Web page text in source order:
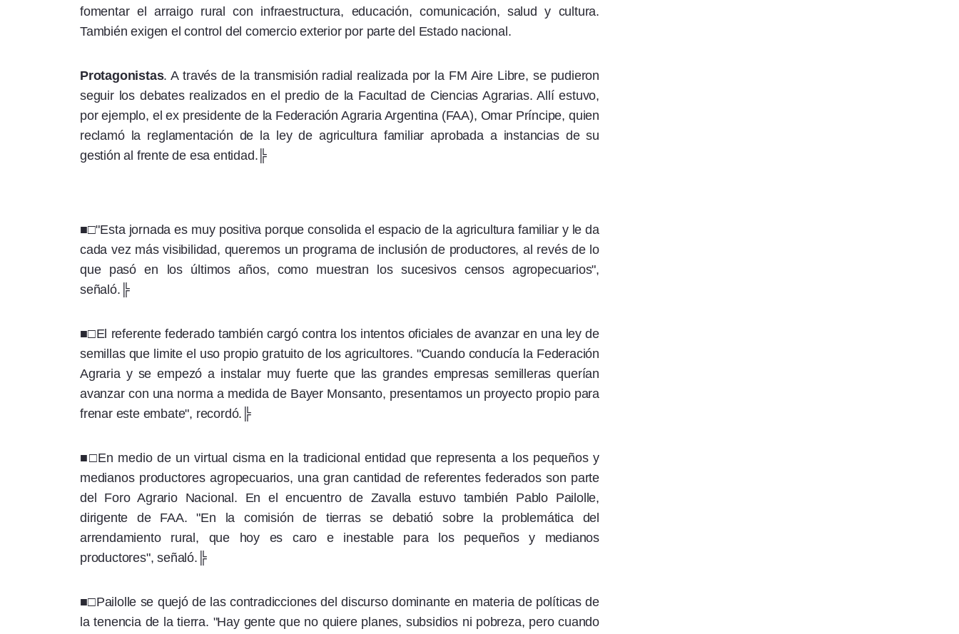
fomentar el arraigo rural con infraestructura, educación, comunicación, salud y cultura.
También exigen el control del comercio exterior por parte del Estado nacional.
Protagonistas. A través de la transmisión radial realizada por la FM Aire Libre, se pudieron
seguir los debates realizados en el predio de la Facultad de Ciencias Agrarias. Allí estuvo,
por ejemplo, el ex presidente de la Federación Agraria Argentina (FAA), Omar Príncipe, quien
reclamó la reglamentación de la ley de agricultura familiar aprobada a instancias de su
gestión al frente de esa entidad.╠
■□"Esta jornada es muy positiva porque consolida el espacio de la agricultura familiar y le da
cada vez más visibilidad, queremos un programa de inclusión de productores, al revés de lo
que pasó en los últimos años, como muestran los sucesivos censos agropecuarios",
señaló.╠
■□El referente federado también cargó contra los intentos oficiales de avanzar en una ley de
semillas que limite el uso propio gratuito de los agricultores. "Cuando conducía la Federación
Agraria y se empezó a instalar muy fuerte que las grandes empresas semilleras querían
avanzar con una norma a medida de Bayer Monsanto, presentamos un proyecto propio para
frenar este embate", recordó.╠
■□En medio de un virtual cisma en la tradicional entidad que representa a los pequeños y
medianos productores agropecuarios, una gran cantidad de referentes federados son parte
del Foro Agrario Nacional. En el encuentro de Zavalla estuvo también Pablo Pailolle,
dirigente de FAA. "En la comisión de tierras se debatió sobre la problemática del
arrendamiento rural, que hoy es caro e inestable para los pequeños y medianos
productores", señaló.╠
■□Pailolle se quejó de las contradicciones del discurso dominante en materia de políticas de
la tenencia de la tierra. "Hay gente que no quiere planes, subsidios ni pobreza, pero cuando